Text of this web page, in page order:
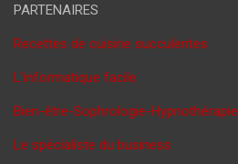
PARTENAIRES
Recettes de cuisine succulentes
L'informatique facile
Bien-être-Sophrologie-Hypnothérapie
Le spécialiste du business